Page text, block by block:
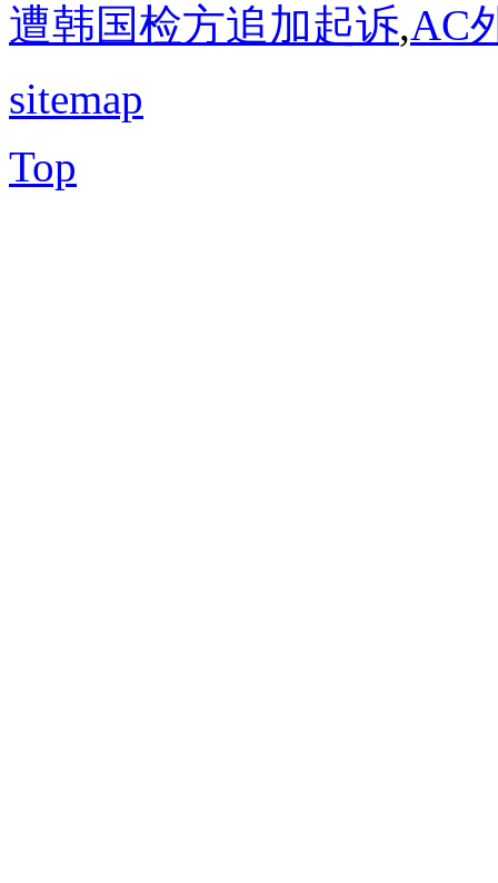
遭韩国检方追加起诉,AC
sitemap
Top